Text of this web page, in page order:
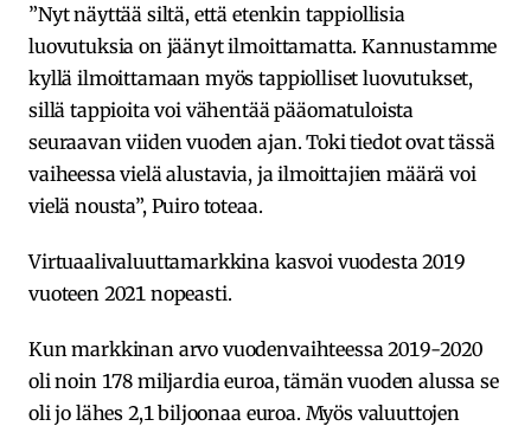
”Nyt näyttää siltä, että etenkin tappiollisia
luovutuksia on jäänyt ilmoittamatta. Kannustamme
kyllä ilmoittamaan myös tappiolliset luovutukset,
sillä tappioita voi vähentää pääomatuloista
seuraavan viiden vuoden ajan. Toki tiedot ovat tässä
vaiheessa vielä alustavia, ja ilmoittajien määrä voi
vielä nousta”, Puiro toteaa.
Virtuaalivaluuttamarkkina kasvoi vuodesta 2019
vuoteen 2021 nopeasti.
Kun markkinan arvo vuodenvaihteessa 2019-2020
oli noin 178 miljardia euroa, tämän vuoden alussa se
oli jo lähes 2,1 biljoonaa euroa. Myös valuuttojen